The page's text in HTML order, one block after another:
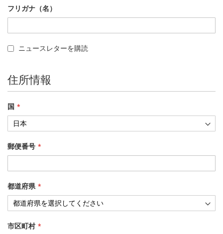
フリガナ（名）
ニュースレターを購読
住所情報
国
郵便番号
都道府県
市区町村